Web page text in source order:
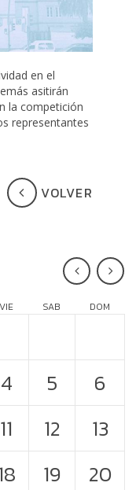
en el
asitirán
la competición
representantes
VOLVER
VIE SAB DOM
4 5
6
11 12
13
19
20